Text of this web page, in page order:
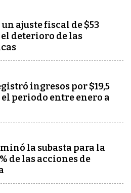
ajuste fiscal de $53
deterioro de las
ingresos por $19,5
periodo entre enero a
la subasta para la
de las acciones de